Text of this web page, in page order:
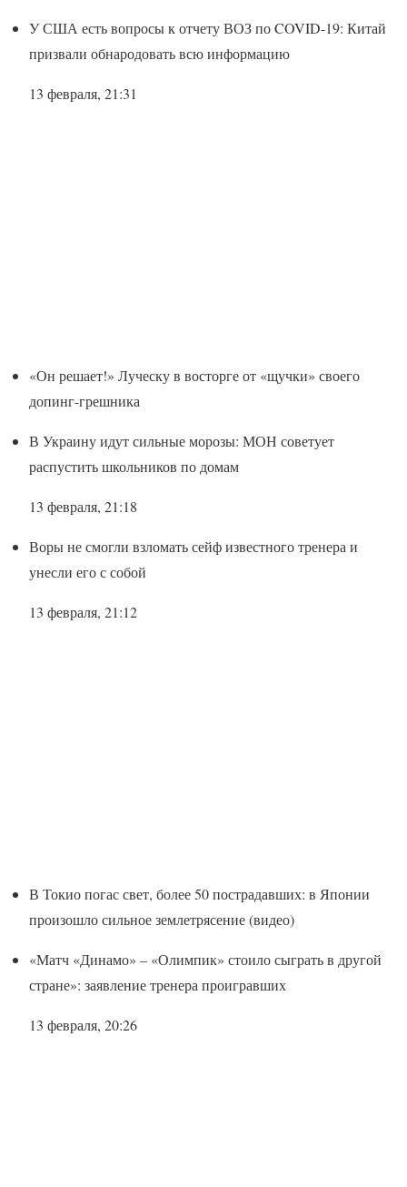
У США есть вопросы к отчету ВОЗ по COVID-19: Китай
призвали обнародовать всю информацию
13 февраля, 21:31
«Он решает!» Луческу в восторге от «щучки» своего
допинг-грешника
В Украину идут сильные морозы: МОН советует
распустить школьников по домам
13 февраля, 21:18
Воры не смогли взломать сейф известного тренера и
унесли его с собой
13 февраля, 21:12
В Токио погас свет, более 50 пострадавших: в Японии
произошло сильное землетрясение (видео)
«Матч «Динамо» – «Олимпик» стоило сыграть в другой
стране»: заявление тренера проигравших
13 февраля, 20:26